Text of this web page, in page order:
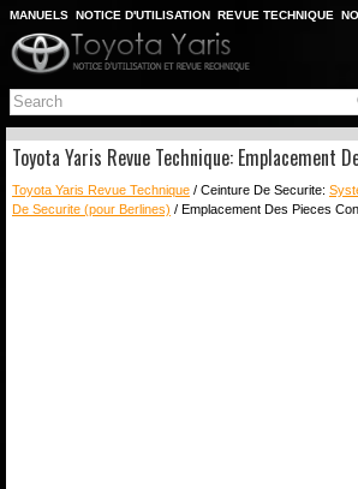
MANUELS NOTICE D'UTILISATION REVUE TECHNIQUE
PLAN DU SITE
CHERCHER
Toyota Yaris Revue Technique: Emplacement
Toyota Yaris Revue Technique / Ceinture De Securite:
De Securite (pour Berlines) / Emplacement Des Pieces